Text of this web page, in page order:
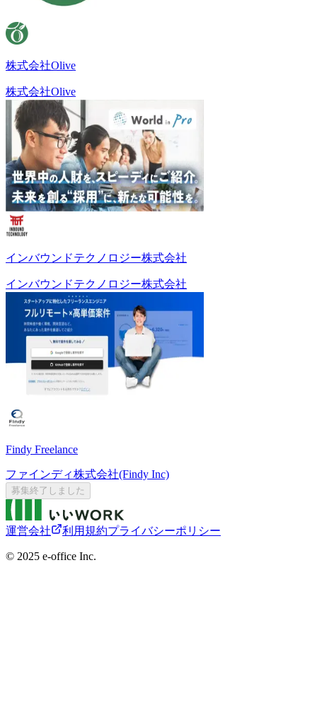
株式会社Olive
株式会社Olive
インバウンドテクノロジー株式会社
インバウンドテクノロジー株式会社
Findy Freelance
ファインディ株式会社(Findy Inc)
募集終了しました
運営会社 利用規約プライバシーポリシー
©︎ 2025 e-office Inc.